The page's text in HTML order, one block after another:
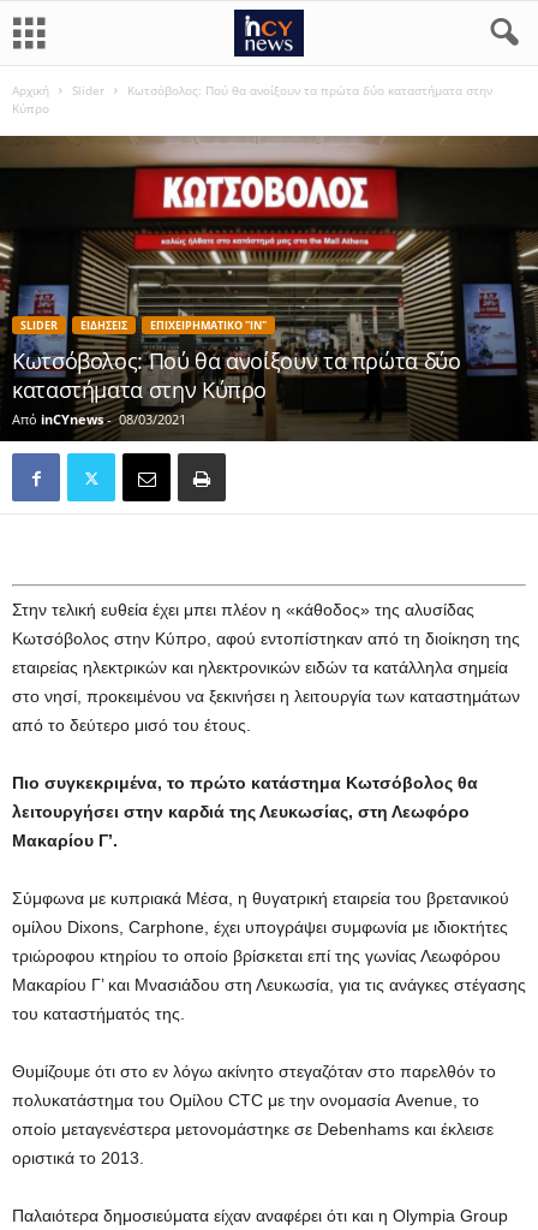
Αρχική Slider
Κωτσόβολος: Πού θα ανοίξουν τα πρώτα δύο καταστήματα στην
Κύπρο
SLIDER ΕΙΔΗΣΕΙΣ ΕΠΙΧΕΙΡΗΜΑΤΙΚΟ "IN"
Κωτσόβολος: Πού θα ανοίξουν τα πρώτα δύο
καταστήματα στην Κύπρο
Από inCYnews- 08/03/2021
Στην τελική ευθεία έχει μπει πλέον η «κάθοδος» της αλυσίδας
Κωτσόβολος στην Κύπρο, αφού εντοπίστηκαν από τη διοίκηση της
εταιρείας ηλεκτρικών και ηλεκτρονικών ειδών τα κατάλληλα σημεία
στο νησί, προκειμένου να ξεκινήσει η λειτουργία των καταστημάτων
από το δεύτερο μισό του έτους.
Πιο συγκεκριμένα, το πρώτο κατάστημα Κωτσόβολος θα
λειτουργήσει στην καρδιά της Λευκωσίας, στη Λεωφόρο
Μακαρίου Γ’.
Σύμφωνα με κυπριακά Μέσα, η θυγατρική εταιρεία του βρετανικού
ομίλου Dixons, Carphone, έχει υπογράψει συμφωνία με ιδιοκτήτες
τριώροφου κτηρίου το οποίο βρίσκεται επί της γωνίας Λεωφόρου
Μακαρίου Γ’ και Μνασιάδου στη Λευκωσία, για τις ανάγκες στέγασης
του καταστήματός της.
Θυμίζουμε ότι στο εν λόγω ακίνητο στεγαζόταν στο παρελθόν το
πολυκατάστημα του Ομίλου CTC με την ονομασία Avenue, το
οποίο μεταγενέστερα μετονομάστηκε σε Debenhams και έκλεισε
οριστικά το 2013.
Παλαιότερα δημοσιεύματα είχαν αναφέρει ότι και η Olympia Group